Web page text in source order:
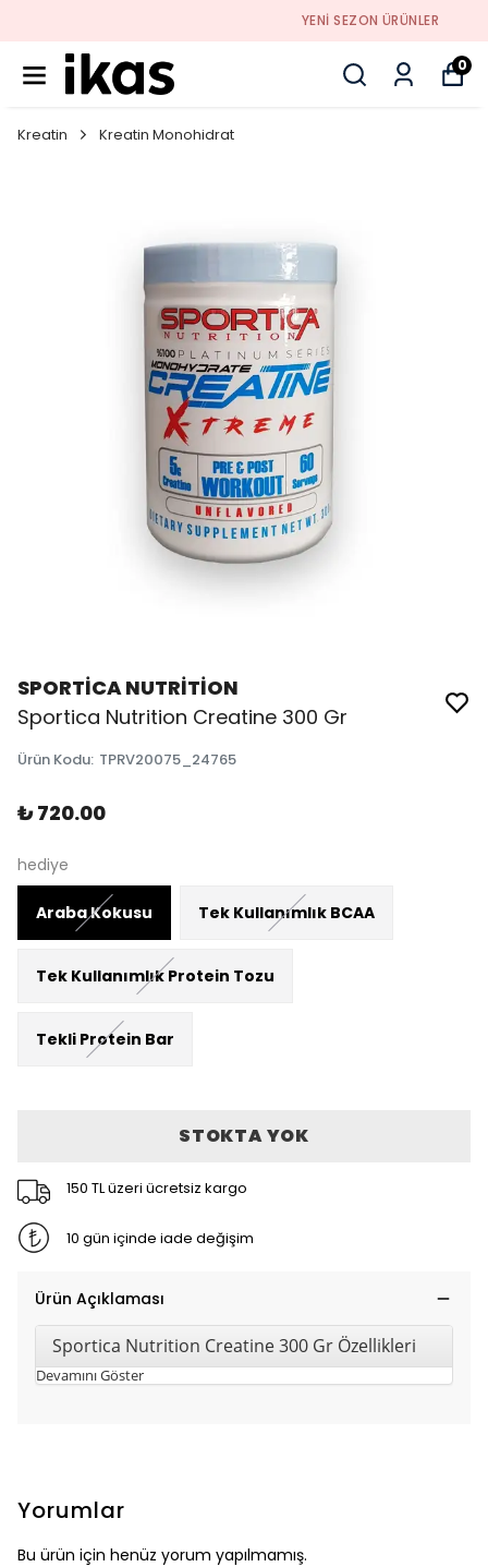
YENI SEZON ÜRÜNLER
0
Kreatin Kreatin Monohidrat
SPORTİCA NUTRİTİON
Sportica Nutrition Creatine 300 Gr
Ürün Kodu: TPRV20075_24765
₺ 720.00
hediye
Araba Kokusu Tek Kullanımlık BCAA
Tek Kullanımlık Protein Tozu
Tekli Protein Bar
STOKTA YOK
150 TL üzeri ücretsiz kargo
10 gün içinde iade değişim
Ürün Açıklaması
Sportica Nutrition Creatine 300 Gr Özellikleri
Devamını Göster
Yorumlar
Bu ürün için henüz yorum yapılmamış.